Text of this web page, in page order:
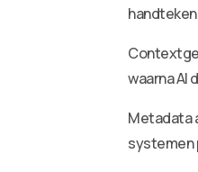
waarna AI
Metadata
systemen